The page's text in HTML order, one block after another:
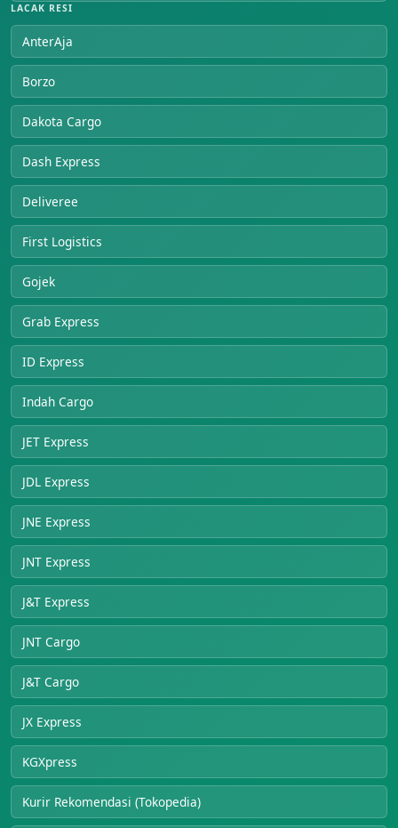
LACAK RESI
AnterAja
Borzo
Dakota Cargo
Dash Express
Deliveree
First Logistics
Gojek
Grab Express
ID Express
Indah Cargo
JET Express
JDL Express
JNE Express
JNT Express
J&T Express
JNT Cargo
J&T Cargo
JX Express
KGXpress
Kurir Rekomendasi (Tokopedia)